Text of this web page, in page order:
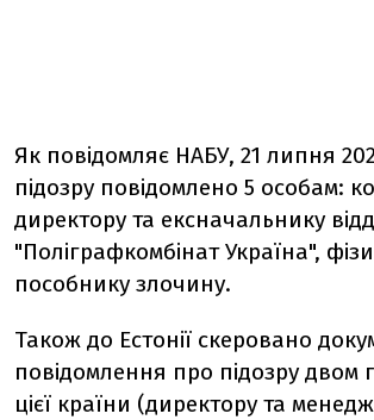
Як повідомляє НАБУ, 21 липня
підозру повідомлено 5 особам:
директору та ексначальнику
"Поліграфкомбінат Україна",
пособнику злочину.
Також до Естонії скеровано
повідомлення про підозру двом
цієї країни (директору та